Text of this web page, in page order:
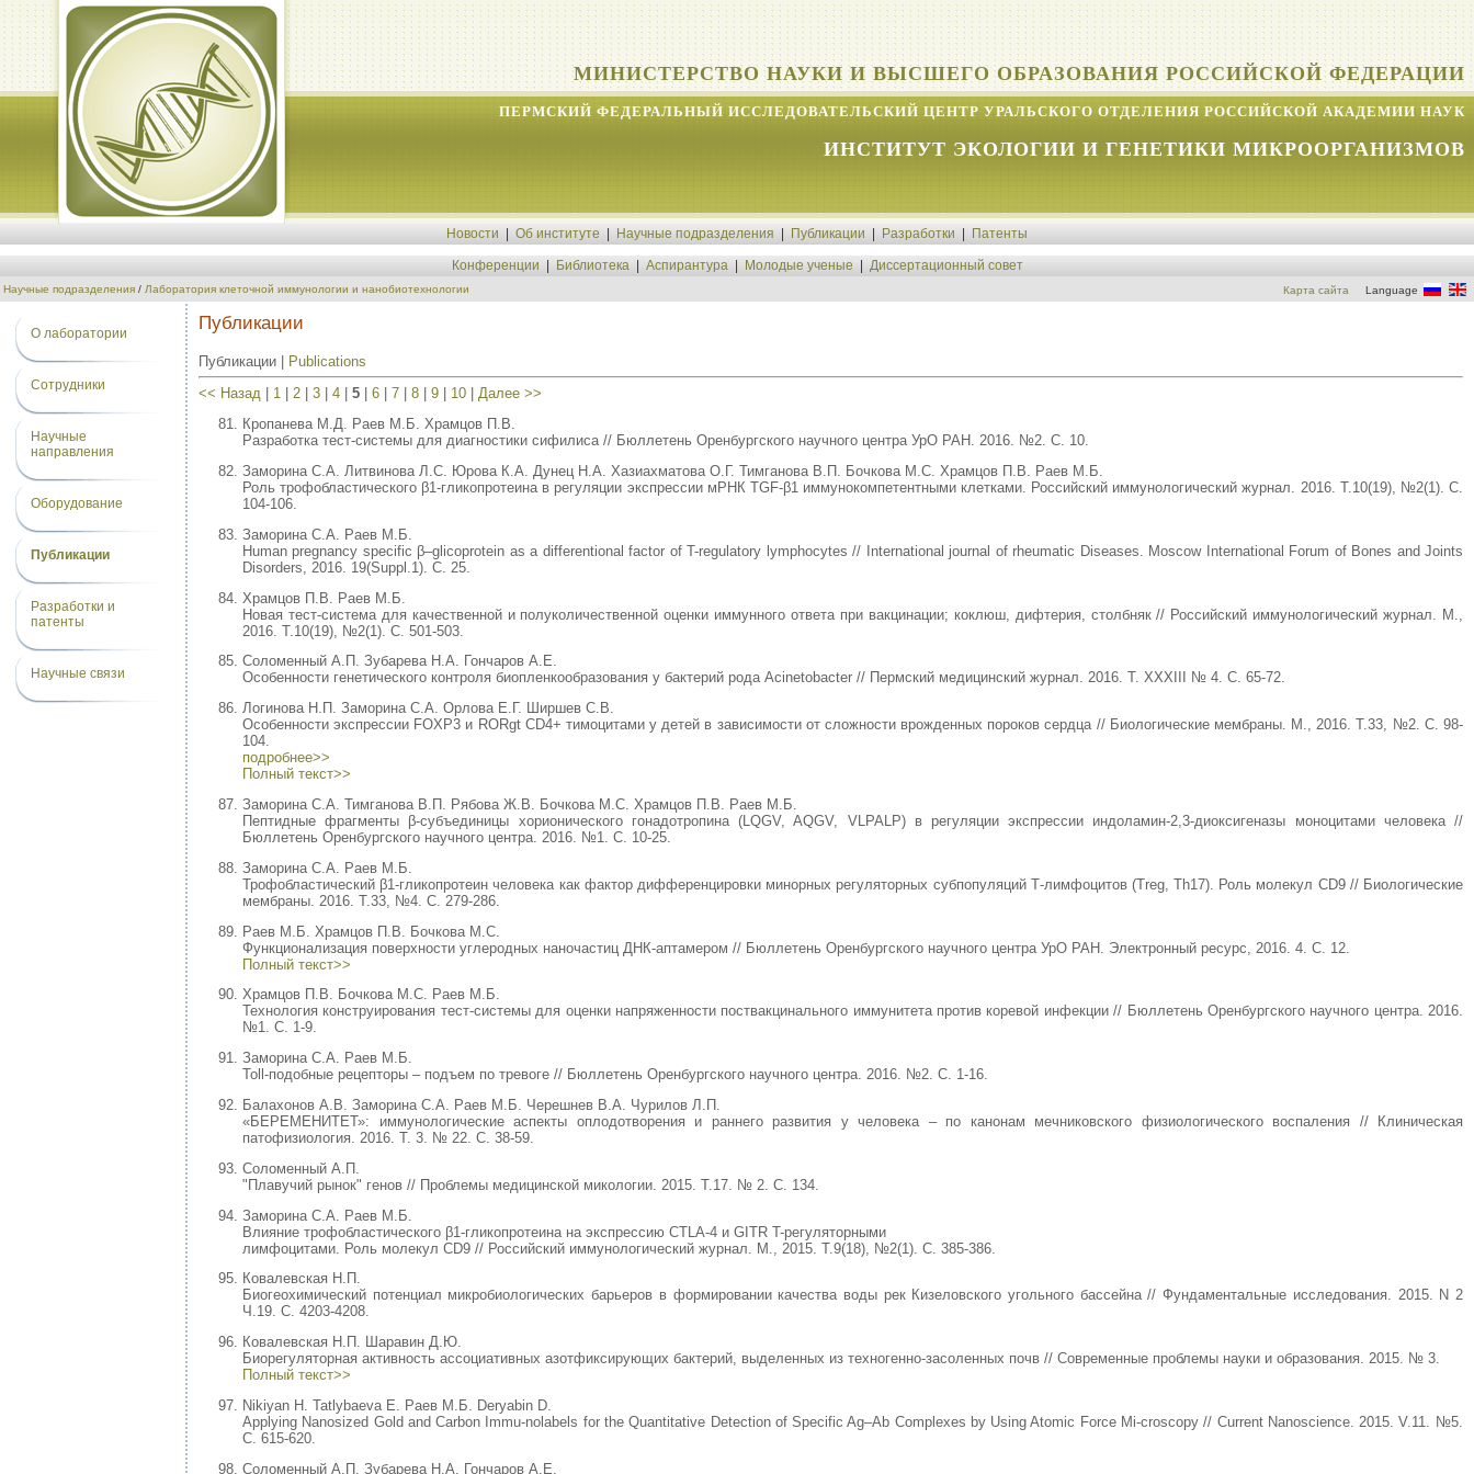
МИНИСТЕРСТВО НАУКИ И ВЫСШЕГО ОБРАЗОВАНИЯ РОССИЙСКОЙ ФЕДЕРАЦИИ
ПЕРМСКИЙ ФЕДЕРАЛЬНЫЙ ИССЛЕДОВАТЕЛЬСКИЙ ЦЕНТР УРАЛЬСКОГО ОТДЕЛЕНИЯ РОССИЙСКОЙ АКАДЕМИИ НАУК
ИНСТИТУТ ЭКОЛОГИИ И ГЕНЕТИКИ МИКРООРГАНИЗМОВ
Новости Об институте Научные подразделения Публикации Разработки Патенты
Конференции Библиотека Аспирантура Молодые ученые Диссертационный совет
Научные подразделения / Лаборатория клеточной иммунологии и нанобиотехнологии Карта сайта Language
О лаборатории
Сотрудники
Научные
направления
Оборудование
Публикации
Разработки и
патенты
Научные связи
Публикации
Публикации | Publications
<< Назад
1 2 3 4 5 6 7 8 9 10
Далее >>
Кропанева М.Д. Раев М.Б. Храмцов П.В.
Разработка тест-системы для диагностики сифилиса // Бюллетень Оренбургского научного центра УрО РАН. 2016. №2. С. 10.
Заморина С.А. Литвинова Л.С. Юрова К.А. Дунец Н.А. Хазиахматова О.Г. Тимганова В.П. Бочкова М.С. Храмцов П.В. Раев М.Б.
Роль трофобластического β1-гликопротеина в регуляции экспрессии мРНК TGF-β1 иммунокомпетентными клетками. Российский иммунологический журнал. 2016. Т.10(19), №2(1). С.
104-106.
Заморина С.А. Раев М.Б.
Human pregnancy specific β–glicoprotein as a differentional factor of T-regulatory lymphocytes // International journal of rheumatic Diseases. Moscow International Forum of Bones and Joints
Disorders, 2016. 19(Suppl.1). С. 25.
Храмцов П.В. Раев М.Б.
Новая тест-система для качественной и полуколичественной оценки иммунного ответа при вакцинации; коклюш, дифтерия, столбняк // Российский иммунологический журнал. М.,
2016. Т.10(19), №2(1). С. 501-503.
Соломенный А.П. Зубарева Н.А. Гончаров А.Е.
Особенности генетического контроля биопленкообразования у бактерий рода Acinetobacter // Пермский медицинский журнал. 2016. Т. XXXIII № 4. С. 65-72.
Логинова Н.П. Заморина С.А. Орлова Е.Г. Ширшев С.В.
Особенности экспрессии FOXP3 и RORgt CD4+ тимоцитами у детей в зависимости от сложности врожденных пороков сердца // Биологические мембраны. М., 2016. Т.33, №2. С. 98-
104.
подробнее>>
Полный текст>>
Заморина С.А. Тимганова В.П. Рябова Ж.В. Бочкова М.С. Храмцов П.В. Раев М.Б.
Пептидные фрагменты β-субъединицы хорионического гонадотропина (LQGV, AQGV, VLPALP) в регуляции экспрессии индоламин-2,3-диоксигеназы моноцитами человека //
Бюллетень Оренбургского научного центра. 2016. №1. С. 10-25.
Заморина С.А. Раев М.Б.
Трофобластический β1-гликопротеин человека как фактор дифференцировки минорных регуляторных субпопуляций Т-лимфоцитов (Treg, Th17). Роль молекул CD9 // Биологические
мембраны. 2016. Т.33, №4. С. 279-286.
Раев М.Б. Храмцов П.В. Бочкова М.С.
Функционализация поверхности углеродных наночастиц ДНК-аптамером // Бюллетень Оренбургского научного центра УрО РАН. Электронный ресурс, 2016. 4. С. 12.
Полный текст>>
Храмцов П.В. Бочкова М.С. Раев М.Б.
Технология конструирования тест-системы для оценки напряженности поствакцинального иммунитета против коревой инфекции // Бюллетень Оренбургского научного центра. 2016.
№1. С. 1-9.
Заморина С.А. Раев М.Б.
Toll-подобные рецепторы – подъем по тревоге // Бюллетень Оренбургского научного центра. 2016. №2. С. 1-16.
Балахонов А.В. Заморина С.А. Раев М.Б. Черешнев В.А. Чурилов Л.П.
«БЕРЕМЕНИТЕТ»: иммунологические аспекты оплодотворения и раннего развития у человека – по канонам мечниковского физиологического воспаления // Клиническая
патофизиология. 2016. Т. 3. № 22. С. 38-59.
Соломенный А.П.
"Плавучий рынок" генов // Проблемы медицинской микологии. 2015. Т.17. № 2. С. 134.
Заморина С.А. Раев М.Б.
Влияние трофобластического β1-гликопротеина на экспрессию CTLA-4 и GITR T-регуляторными
лимфоцитами. Роль молекул CD9 // Российский иммунологический журнал. М., 2015. Т.9(18), №2(1). С. 385-386.
Ковалевская Н.П.
Биогеохимический потенциал микробиологических барьеров в формировании качества воды рек Кизеловского угольного бассейна // Фундаментальные исследования. 2015. N 2
Ч.19. С. 4203-4208.
Ковалевская Н.П. Шаравин Д.Ю.
Биорегуляторная активность ассоциативных азотфиксирующих бактерий, выделенных из техногенно-засоленных почв // Современные проблемы науки и образования. 2015. № 3.
Полный текст>>
Nikiyan H. Tatlybaeva E. Раев М.Б. Deryabin D.
Applying Nanosized Gold and Carbon Immu-nolabels for the Quantitative Detection of Specific Ag–Ab Complexes by Using Atomic Force Mi-croscopy // Current Nanoscience. 2015. V.11. №5.
С. 615-620.
Соломенный А.П. Зубарева Н.А. Гончаров А.Е.